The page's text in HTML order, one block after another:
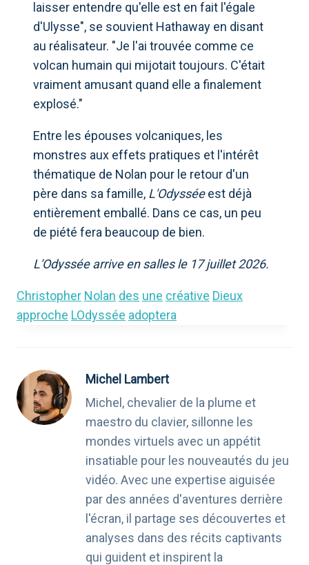
laisser entendre qu'elle est en fait l'égale
d'Ulysse", se souvient Hathaway en disant
au réalisateur. "Je l'ai trouvée comme ce
volcan humain qui mijotait toujours. C'était
vraiment amusant quand elle a finalement
explosé."
Entre les épouses volcaniques, les
monstres aux effets pratiques et l'intérêt
thématique de Nolan pour le retour d'un
père dans sa famille, L'Odysséeest déjà
entièrement emballé. Dans ce cas, un peu
de piété fera beaucoup de bien.
L'Odyssée arrive en salles le 17 juillet 2026.
Christopher Nolan des une créative Dieux
approche LOdyssée adoptera
Michel Lambert
Michel, chevalier de la plume et
maestro du clavier, sillonne les
mondes virtuels avec un appétit
insatiable pour les nouveautés du jeu
vidéo. Avec une expertise aiguisée
par des années d'aventures derrière
l'écran, il partage ses découvertes et
analyses dans des récits captivants
qui guident et inspirent la